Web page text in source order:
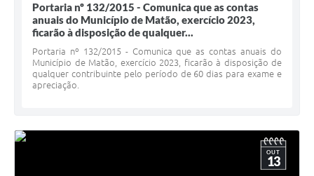
Portaria nº 132/2015 - Comunica que as contas
anuais do Município de Matão, exercício 2023,
ficarão à disposição de qualquer...
Portaria nº 132/2015 - Comunica que as contas anuais do
Município de Matão, exercício 2023, ficarão à disposição de
qualquer contribuinte pelo período de 60 dias para exame e
apreciação.
OUT
13